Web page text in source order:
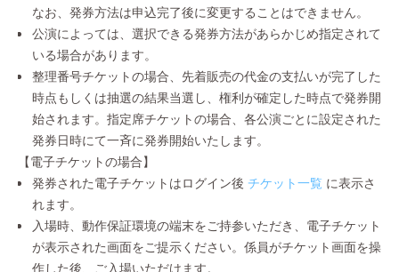
なお、発券方法は申込完了後に変更することはできません。
公演によっては、選択できる発券方法があらかじめ指定されて
いる場合があります。
整理番号チケットの場合、先着販売の代金の支払いが完了した
時点もしくは抽選の結果当選し、権利が確定した時点で発券開
始されます。指定席チケットの場合、各公演ごとに設定された
発券日時にて一斉に発券開始いたします。
【電子チケットの場合】
発券された電子チケットはログイン後 チケット一覧 に表示さ
れます。
入場時、動作保証環境の端末をご持参いただき、電子チケット
が表示された画面をご提示ください。係員がチケット画面を操
作した後、ご入場いただけます。